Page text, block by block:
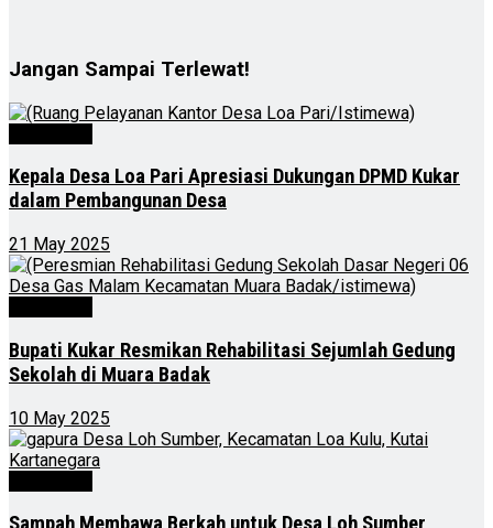
Jangan Sampai Terlewat!
Kepala Desa Loa Pari Apresiasi Dukungan DPMD Kukar
dalam Pembangunan Desa
21 May 2025
Bupati Kukar Resmikan Rehabilitasi Sejumlah Gedung
Sekolah di Muara Badak
10 May 2025